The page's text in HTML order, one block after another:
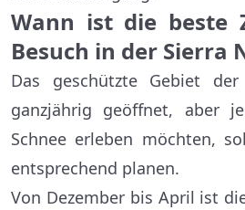
Wann ist die beste
Besuch in der Sierra
Das geschützte Gebiet
ganzjährig geöffnet, aber
Schnee erleben möchten,
entsprechend planen.
Von Dezember bis April ist